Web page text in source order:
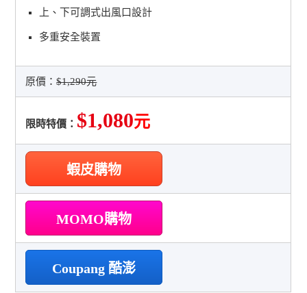
上、下可調式出風口設計
多重安全裝置
原價：$1,290元
限時特價： $1,080元
蝦皮購物
MOMO購物
Coupang 酷澎